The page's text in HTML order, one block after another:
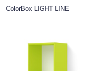
ColorBox LIGHT LINE